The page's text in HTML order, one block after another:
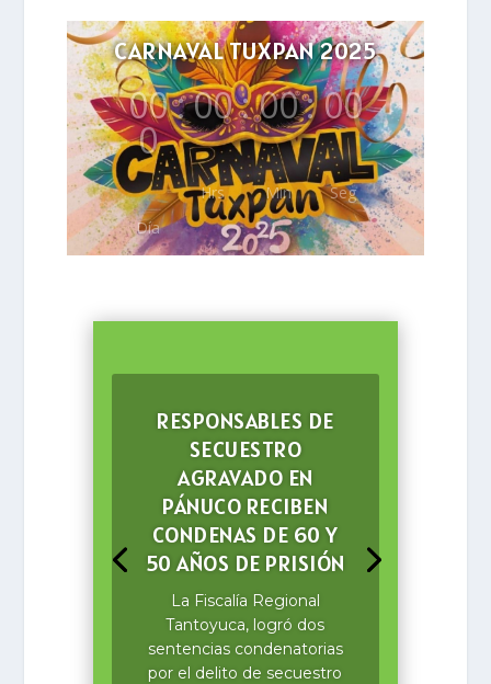
CARNAVAL TUXPAN 2025
00
0
Día
:00
Hrs
:00
Min
:00
Seg
RESPONSABLES DE
SECUESTRO
AGRAVADO EN
PÁNUCO RECIBEN
CONDENAS DE 60 Y
50 AÑOS DE PRISIÓN
La Fiscalía Regional
Tantoyuca, logró dos
sentencias condenatorias
por el delito de secuestro